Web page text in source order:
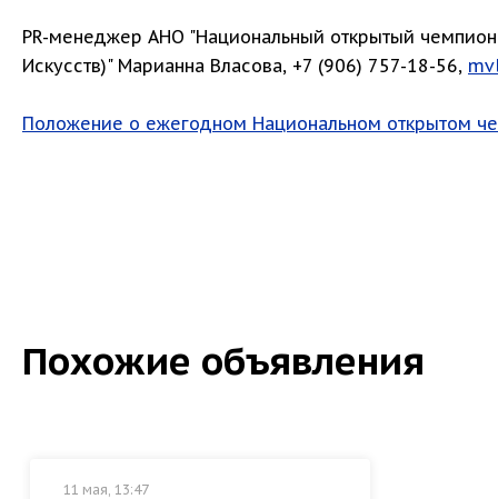
PR-менеджер АНО "Национальный открытый
Искусств)" Марианна Власова, +7 (906) 757-18-56,
Положение о ежегодном Национальном открытом
Похожие объявления
11 мая, 13:47